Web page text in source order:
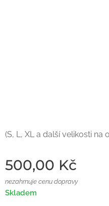
(S, L, XL a další velikosti na
500,00 Kč
nezahrnuje cenu dopravy
Skladem